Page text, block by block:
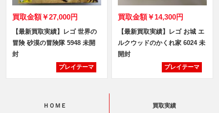
買取金額￥27,000円
【最新買取実績】レゴ 世界の
冒険 砂漠の冒険隊 5948 未開
封
プレイテーマ
買取金額￥14,300円
【最新買取実績】レゴ お城 エ
ルクウッドのかくれ家 6024 未
開封
プレイテーマ
ＨＯＭＥ 買取実績